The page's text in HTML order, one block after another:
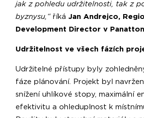
jak z pohledu udržitelnosti, tak z
byznysu,“ říká Jan Andrejco,
Development Director v
Udržitelnost ve všech fázích
Udržitelné přístupy byly
fáze plánování. Projekt byl
snížení uhlíkové stopy, maximální
efektivitu a ohleduplnost k